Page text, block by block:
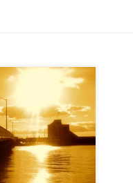
non prévu ni
biblique
la
avenir plus